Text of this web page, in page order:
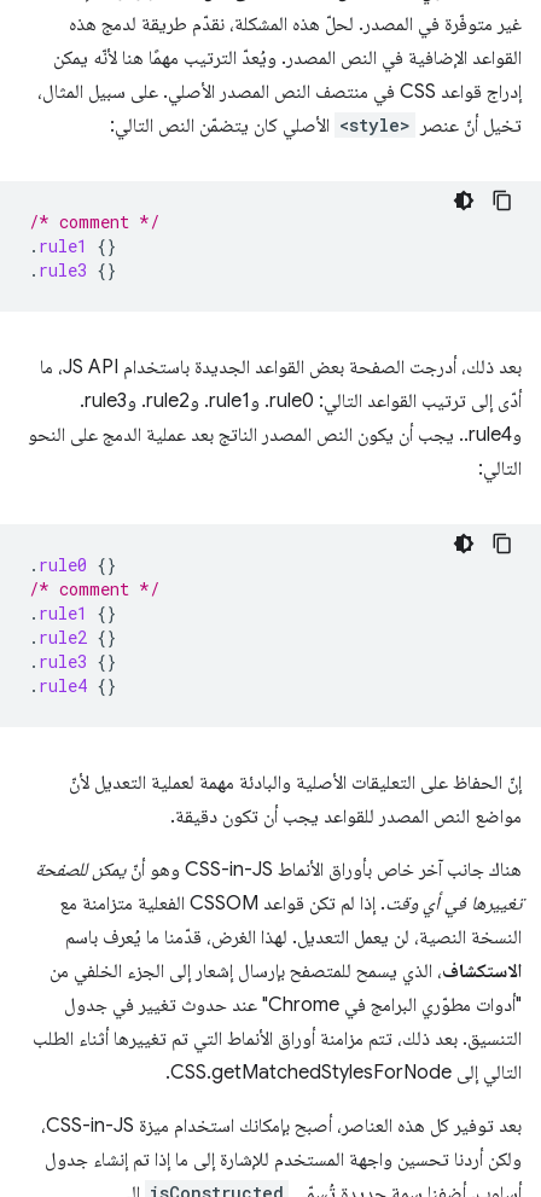
غير متوفّرة في المصدر. لحلّ هذه المشكلة، نقدّم طريقة لدمج هذه
القواعد الإضافية في النص المصدر. ويُعدّ الترتيب مهمًا هنا لأنّه يمكن
إدراج قواعد CSS في منتصف النص المصدر الأصلي. على سبيل المثال،
تخيل أنّ عنصر
<style> الأصلي كان يتضمّن النص التالي:
/* comment */
. rule1
{}
. rule3 {}
بعد ذلك، أدرجت الصفحة بعض القواعد الجديدة باستخدام JS API، ما
أدّى إلى ترتيب القواعد التالي: ‎.rule0 و‎.rule1 و‎.rule2 و‎.rule3
و‎.rule4. يجب أن يكون النص المصدر الناتج بعد عملية الدمج على النحو
التالي:
. rule0 {}
/* comment */
. rule1
{}
. rule2 {}
. rule3 {}
. rule4 {}
إنّ الحفاظ على التعليقات الأصلية والبادئة مهمة لعملية التعديل لأنّ
مواضع النص المصدر للقواعد يجب أن تكون دقيقة.
هناك جانب آخر خاص بأوراق الأنماط CSS-in-JS وهو أنّ
يمكن للصفحة
تغييرها في أي وقت
. إذا لم تكن قواعد CSSOM الفعلية متزامنة مع
النسخة النصية، لن يعمل التعديل. لهذا الغرض، قدّمنا ما يُعرف باسم
الاستكشاف، الذي يسمح للمتصفح بإرسال إشعار إلى الجزء الخلفي من
"أدوات مطوّري البرامج في Chrome" عند حدوث تغيير في جدول
التنسيق. بعد ذلك، تتم مزامنة أوراق الأنماط التي تم تغييرها أثناء الطلب
التالي إلى CSS.getMatchedStylesForNode.
بعد توفير كل هذه العناصر، أصبح بإمكانك استخدام ميزة CSS-in-JS،
ولكن أردنا تحسين واجهة المستخدم للإشارة إلى ما إذا تم إنشاء جدول